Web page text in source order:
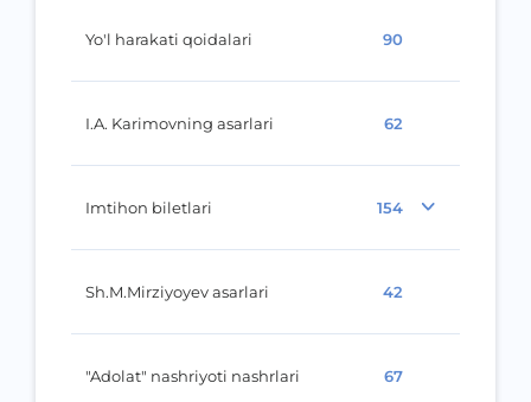
Yo'l harakati qoidalari 90
I.A. Karimovning asarlari 62
Imtihon biletlari 154
Sh.M.Mirziyoyev asarlari 42
"Adolat" nashriyoti nashrlari 67